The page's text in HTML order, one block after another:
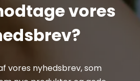
vores
vores nyhedsbrev, som